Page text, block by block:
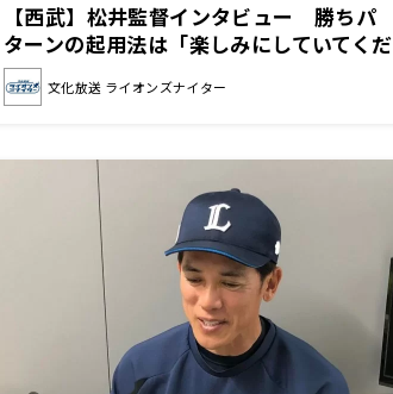
【西武】松井監督インタビュー 勝ちパ
ターンの起用法は「楽しみにしていてくだ
さい」
文化放送 ライオンズナイター